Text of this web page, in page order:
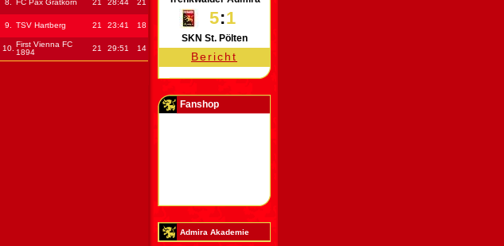
8. FC Pax Gratkorn 21 28:44 21
9. TSV Hartberg 21 23:41 18
10. First Vienna FC
1894
21 29:51 14
5:1
SKN St. Pölten
Bericht
Fanshop
Admira Akademie